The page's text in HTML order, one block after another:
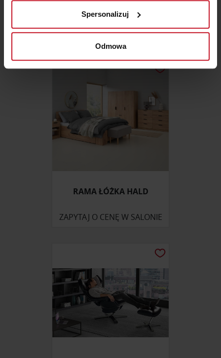
(fingerprinting, czyli wirtualny odcisk palca)
Dowiedz się więcej odnośnie tego, jak Twoje osobiste
dane są przetwarzane oraz ustaw własne preferencje w
zmienić lub wycofać swoją zgodę w dowolnej chwili.
i reklam, aby oferować funkcje społecznościowe i
analizować ruch w naszej witrynie. Informacje o tym, jak
korzystasz z naszej witryny, udostępniamy partnerom
społecznościowym, reklamowym i analitycznym.
Spersonalizuj
Odmowa
ZAPYTAJ O CENĘ W SALONIE
RAMA ŁÓŻKA HALD
ZAPYTAJ O CENĘ W SALONIE